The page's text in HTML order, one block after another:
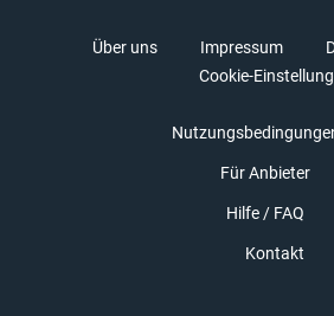
Über uns Impressum
Cookie-
Für Anbieter
Hilfe / FAQ
Kontakt